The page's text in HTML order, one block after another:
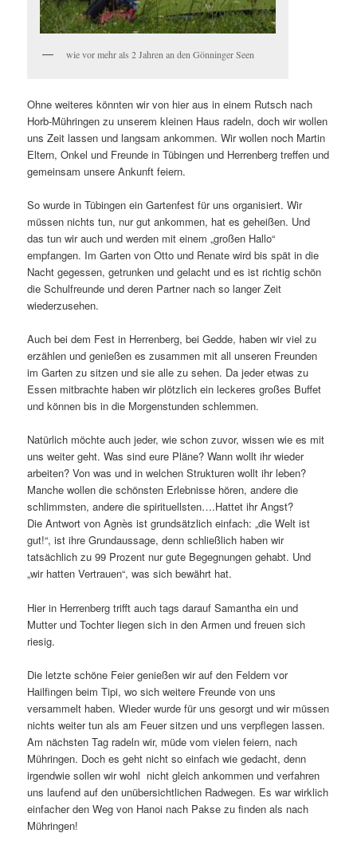
wie vor mehr als 2 Jahren an den Gönninger Seen
Ohne weiteres könnten wir von hier aus in einem Rutsch nach
Horb-Mühringen zu unserem kleinen Haus radeln, doch wir wollen
uns Zeit lassen und langsam ankommen. Wir wollen noch Martin
Eltern, Onkel und Freunde in Tübingen und Herrenberg treffen und
gemeinsam unsere Ankunft feiern.
So wurde in Tübingen ein Gartenfest für uns organisiert. Wir
müssen nichts tun, nur gut ankommen, hat es geheißen. Und
das tun wir auch und werden mit einem „großen Hallo“
empfangen. Im Garten von Otto und Renate wird bis spät in die
Nacht gegessen, getrunken und gelacht und es ist richtig schön
die Schulfreunde und deren Partner nach so langer Zeit
wiederzusehen.
Auch bei dem Fest in Herrenberg, bei Gedde, haben wir viel zu
erzählen und genießen es zusammen mit all unseren Freunden
im Garten zu sitzen und sie alle zu sehen. Da jeder etwas zu
Essen mitbrachte haben wir plötzlich ein leckeres großes Buffet
und können bis in die Morgenstunden schlemmen.
Natürlich möchte auch jeder, wie schon zuvor, wissen wie es mit
uns weiter geht. Was sind eure Pläne? Wann wollt ihr wieder
arbeiten? Von was und in welchen Strukturen wollt ihr leben?
Manche wollen die schönsten Erlebnisse hören, andere die
schlimmsten, andere die spirituellsten….Hattet ihr Angst?
Die Antwort von Agnès ist grundsätzlich einfach: „die Welt ist
gut!“, ist ihre Grundaussage, denn schließlich haben wir
tatsächlich zu 99 Prozent nur gute Begegnungen gehabt. Und
„wir hatten Vertrauen“, was sich bewährt hat.
Hier in Herrenberg trifft auch tags darauf Samantha ein und
Mutter und Tochter liegen sich in den Armen und freuen sich
riesig.
Die letzte schöne Feier genießen wir auf den Feldern vor
Hailfingen beim Tipi, wo sich weitere Freunde von uns
versammelt haben. Wieder wurde für uns gesorgt und wir müssen
nichts weiter tun als am Feuer sitzen und uns verpflegen lassen.
Am nächsten Tag radeln wir, müde vom vielen feiern, nach
Mühringen. Doch es geht nicht so einfach wie gedacht, denn
irgendwie sollen wir wohl nicht gleich ankommen und verfahren
uns laufend auf den unübersichtlichen Radwegen. Es war wirklich
einfacher den Weg von Hanoi nach Pakse zu finden als nach
Mühringen!